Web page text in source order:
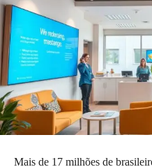
Mais de 17 milhões de